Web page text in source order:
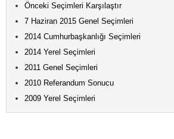
Önceki Seçimleri Karşılaştır
7 Haziran 2015 Genel Seçimleri
2014 Cumhurbaşkanlığı Seçimleri
2014 Yerel Seçimleri
2011 Genel Seçimleri
2010 Referandum Sonucu
2009 Yerel Seçimleri